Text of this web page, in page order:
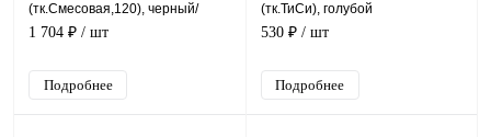
(тк.Смесовая,120), черный/
белый
1 704 ₽ / шт
Подробнее
(тк.ТиСи), голубой
530 ₽ / шт
Подробнее